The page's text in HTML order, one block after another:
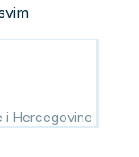
i Hercegovine